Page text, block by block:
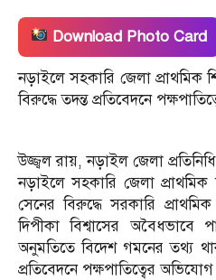
Download Photo Card
নড়াইলে সহকারি জেলা প্রাথমিক
বিরুদ্ধে তদন্ত প্রতিবেদনে
উজ্জ্বল রায়, নড়াইল জেলা
নড়াইলে সহকারি জেলা প্রাথমিক
সেনের বিরুদ্ধে সরকারি
দিপীকা বিশ্বাসের অবৈধভাবে
অনুমতিতে বিদেশ গমনের তথ্য
প্রতিবেদনে পক্ষপাতিত্বের